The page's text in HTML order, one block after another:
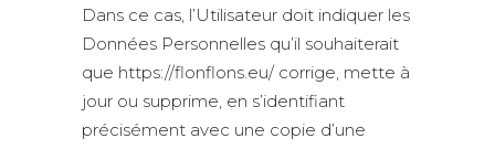
Dans ce cas, l’Utilisateur doit indiquer les
Données Personnelles qu’il souhaiterait
que https://flonflons.eu/ corrige, mette à
jour ou supprime, en s’identifiant
précisément avec une copie d’une